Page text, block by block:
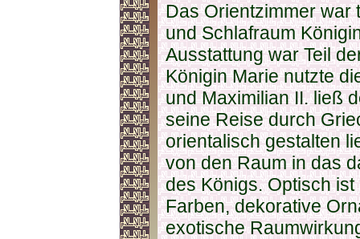
Das Orientzimmer war
und Schlafraum
Ausstattung war Teil
Königin Marie nutzte
und Maximilian II. ließ
seine Reise durch
orientalisch gestalten
von den Raum in das
des Königs. Optisch
Farben, dekorative
exotische